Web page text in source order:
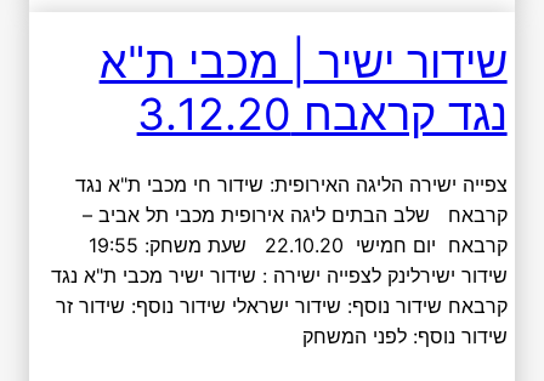
שידור ישיר | מכבי ת"א
נגד קראבח 3.12.20
צפייה ישירה הליגה האירופית: שידור חי מכבי ת"א נגד
קרבאח שלב הבתים ליגה אירופית מכבי תל אביב –
שידור ישירלינק לצפייה ישירה : שידור ישיר מכבי ת"א נגד
קרבאח שידור נוסף: שידור ישראלי שידור נוסף: שידור זר
שידור נוסף: לפני המשחק